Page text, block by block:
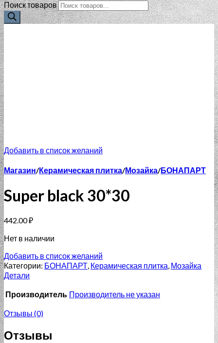
Поиск товаров
Добавить в список желаний
Магазин/Керамическая плитка/Мозайка/БОНАПАРТ
Super black 30*30
442.00₽
Нет в наличии
Добавить в список желаний
Категории: БОНАПАРТ, Керамическая плитка, Мозайка
Детали
Производитель Производитель не указан
Отзывы (0)
Отзывы